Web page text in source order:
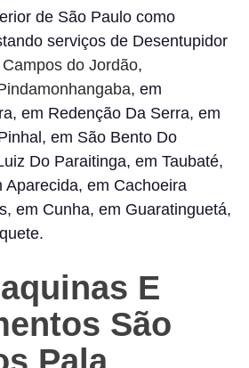
de São Paulo como
serviços de Desentupidor
Campos do Jordão,
, em
em Redenção Da Serra, em
em São Bento Do
Do Paraitinga, em Taubaté,
Aparecida, em Cachoeira
em Cunha, em Guaratinguetá,
E
São